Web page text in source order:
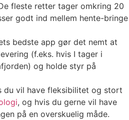
fleste retter tager omkring 20
godt ind mellem hente-bringe
bedste app gør det nemt at
(f.eks. hvis I tager i
og holde styr på
du vil have fleksibilitet og stort
, og hvis du gerne vil have
på en overskuelig måde.